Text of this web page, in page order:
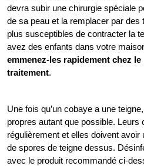
devra subir une chirurgie spéciale
de sa peau et la remplacer par
plus susceptibles de contracter la
emmenez-les rapidement chez
traitement.
Une fois qu’un cobaye a une
propres autant que possible. Leurs
régulièrement et elles doivent avoir
de spores de teigne dessus.
avec le produit recommandé ci-